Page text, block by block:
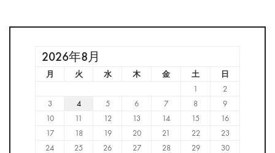
2026年8月
月 火 水 木 金 土
日
1
2
3
4 5 6 7 8
9
10
11 12 13 14 15
16
17
18 19 20 21 22
23
24
25 26 27 28 29
30